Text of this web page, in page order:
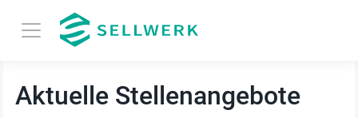
Aktuelle Stellenangebote